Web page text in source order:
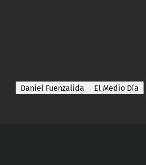
Daniel Fuenzalida El Medio Día